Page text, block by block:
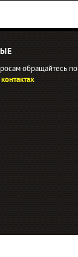
обращайтесь по